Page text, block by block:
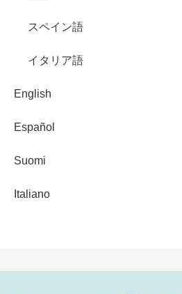
スペイン語
イタリア語
English
Español
Suomi
Italiano